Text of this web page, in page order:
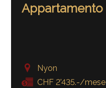
Appartamento
Nyon
CHF 2'435.-/mese